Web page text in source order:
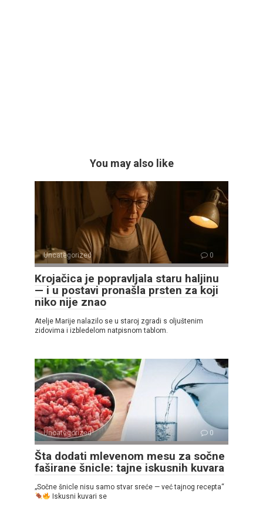
You may also like
Uncategorized 0
Krojačica je popravljala staru haljinu
— i u postavi pronašla prsten za koji
niko nije znao
Atelje Marije nalazilo se u staroj zgradi s oljuštenim
zidovima i izbledelom natpisnom tablom.
Uncategorized 0
Šta dodati mlevenom mesu za sočne
faširane šnicle: tajne iskusnih kuvara
„Sočne šnicle nisu samo stvar sreće — već tajnog recepta“
Iskusni kuvari se